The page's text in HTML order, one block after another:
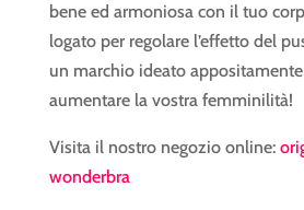
bene ed armoniosa con il tuo
logato per regolare l’effetto del
un marchio ideato
aumentare la vostra femminilità!
Visita il nostro negozio online:
wonderbra